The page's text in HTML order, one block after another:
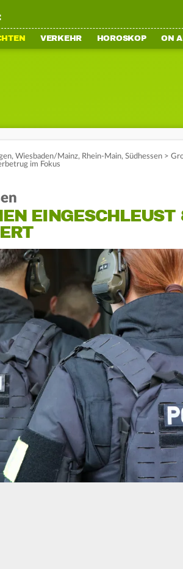
VERKEHR HOROSKOP ON
, Wiesbaden/Mainz, Rhein-Main, Südhessen >
im Fokus
EINGESCHLEUST